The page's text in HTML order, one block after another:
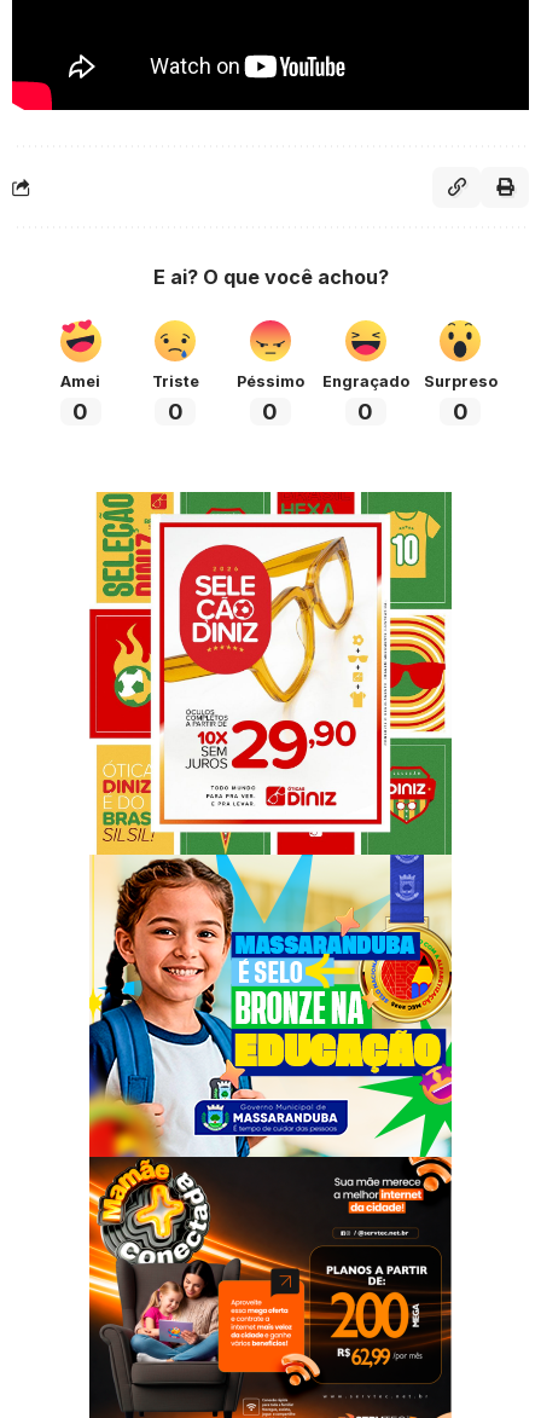
E ai? O que você achou?
Amei
0
Triste
0
Péssimo
0
Engraçado
0
Surpreso
0